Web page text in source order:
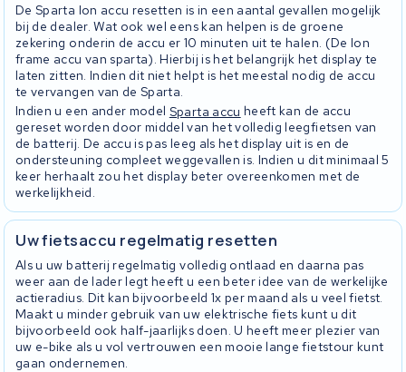
De Sparta Ion accu resetten is in een aantal gevallen mogelijk
bij de dealer. Wat ook wel eens kan helpen is de groene
zekering onderin de accu er 10 minuten uit te halen. (De Ion
frame accu van sparta). Hierbij is het belangrijk het display te
laten zitten. Indien dit niet helpt is het meestal nodig de accu
te vervangen van de Sparta.
Indien u een ander model Sparta accu heeft kan de accu
gereset worden door middel van het volledig leegfietsen van
de batterij. De accu is pas leeg als het display uit is en de
ondersteuning compleet weggevallen is. Indien u dit minimaal 5
keer herhaalt zou het display beter overeenkomen met de
werkelijkheid.
Uw fietsaccu regelmatig resetten
Als u uw batterij regelmatig volledig ontlaad en daarna pas
weer aan de lader legt heeft u een beter idee van de werkelijke
actieradius. Dit kan bijvoorbeeld 1x per maand als u veel fietst.
Maakt u minder gebruik van uw elektrische fiets kunt u dit
bijvoorbeeld ook half-jaarlijks doen. U heeft meer plezier van
uw e-bike als u vol vertrouwen een mooie lange fietstour kunt
gaan ondernemen.